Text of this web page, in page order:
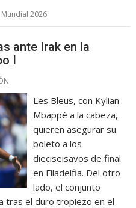
Mundial 2026
ante Irak en la
I
Les Bleus, con Kylian
Mbappé a la cabeza,
quieren asegurar su
boleto a los
dieciseisavos de final
en Filadelfia. Del otro
lado, el conjunto
tras el duro tropiezo en el